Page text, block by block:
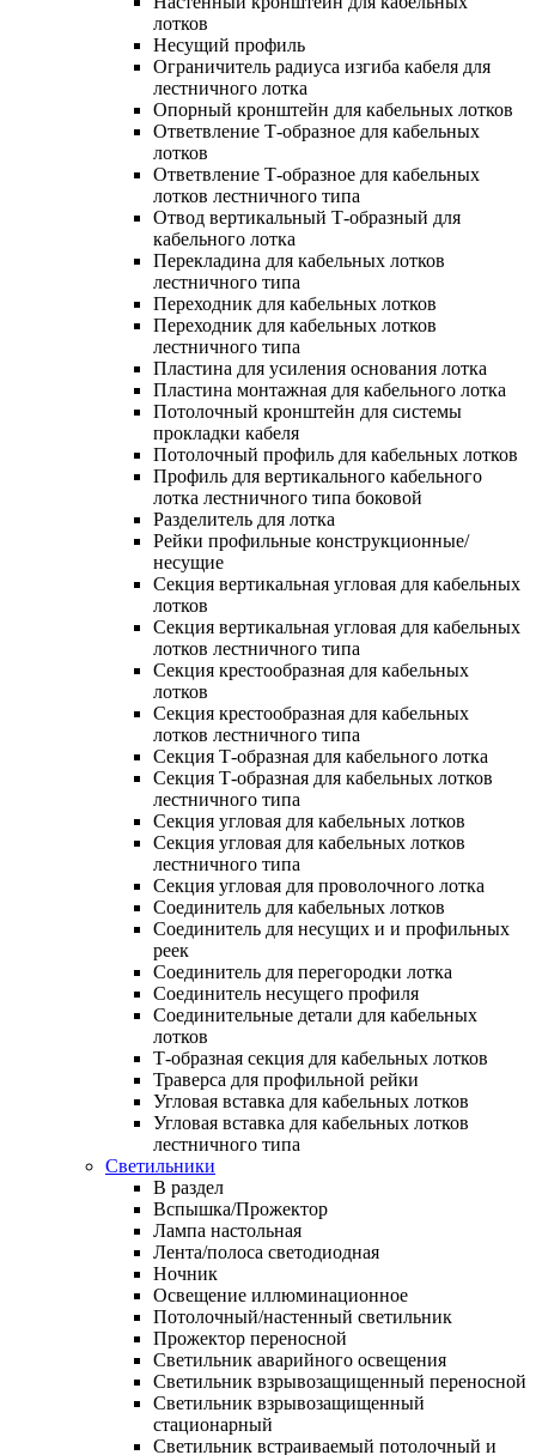
лотков
Несущий профиль
Ограничитель радиуса изгиба кабеля для
лестничного лотка
Опорный кронштейн для кабельных лотков
Ответвление Т-образное для кабельных
лотков
Ответвление Т-образное для кабельных
лотков лестничного типа
Отвод вертикальный Т-образный для
кабельного лотка
Перекладина для кабельных лотков
лестничного типа
Переходник для кабельных лотков
Переходник для кабельных лотков
лестничного типа
Пластина для усиления основания лотка
Пластина монтажная для кабельного лотка
Потолочный кронштейн для системы
прокладки кабеля
Потолочный профиль для кабельных лотков
Профиль для вертикального кабельного
лотка лестничного типа боковой
Разделитель для лотка
Рейки профильные конструкционные/
несущие
Секция вертикальная угловая для кабельных
лотков
Секция вертикальная угловая для кабельных
лотков лестничного типа
Секция крестообразная для кабельных
лотков
Секция крестообразная для кабельных
лотков лестничного типа
Секция Т-образная для кабельного лотка
Секция Т-образная для кабельных лотков
лестничного типа
Секция угловая для кабельных лотков
Секция угловая для кабельных лотков
лестничного типа
Секция угловая для проволочного лотка
Соединитель для кабельных лотков
Соединитель для несущих и и профильных
реек
Соединитель для перегородки лотка
Соединитель несущего профиля
Соединительные детали для кабельных
лотков
Т-образная секция для кабельных лотков
Траверса для профильной рейки
Угловая вставка для кабельных лотков
Угловая вставка для кабельных лотков
лестничного типа
Светильники
В раздел
Вспышка/Прожектор
Лампа настольная
Лента/полоса светодиодная
Ночник
Освещение иллюминационное
Потолочный/настенный светильник
Прожектор переносной
Светильник аварийного освещения
Светильник взрывозащищенный переносной
Светильник взрывозащищенный
стационарный
Светильник встраиваемый потолочный и